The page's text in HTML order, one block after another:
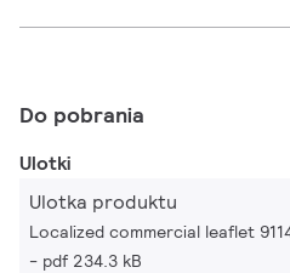
Do pobrania
Ulotki
Ulotka produktu
Localized commercial leaflet
pdf 234.3 kB